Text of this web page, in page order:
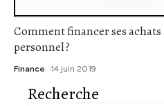
Comment financer ses achats
personnel ?
Finance 14 juin 2019
Recherche